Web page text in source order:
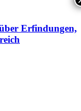
Erfindungen,